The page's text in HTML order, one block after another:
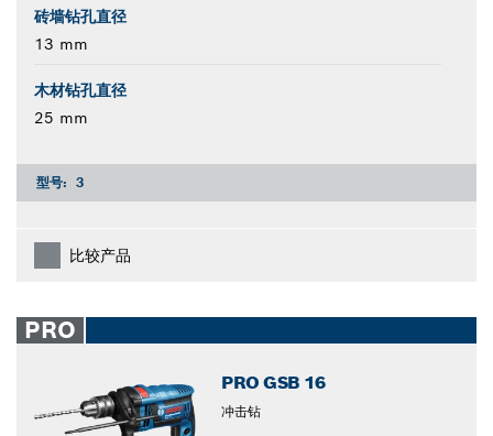
砖墙钻孔直径
13 mm
木材钻孔直径
25 mm
型号: 3
比较产品
PRO
PRO GSB 16
冲击钻